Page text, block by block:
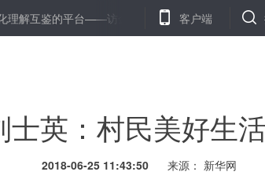
平台——访金树国际纪录片节主席王立滨 天津
客户端
士英：村民美好生
2018-06-25 11:43:50 来源： 新华网